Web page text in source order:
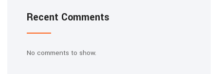
Recent Comments
No comments to show.